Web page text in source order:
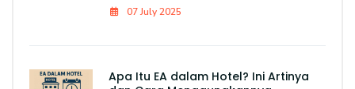
07 July 2025
Apa Itu EA dalam Hotel? Ini Artinya